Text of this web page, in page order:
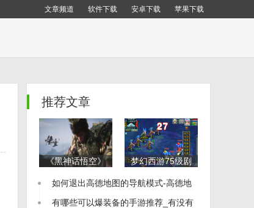
文章频道 软件下载 安卓下载 苹果下载
推荐文章
《黑神话悟空》
全地图一览及收
集品位置指南
梦幻西游75级剧
流程详细攻略
如何退出高德地图的导航模式-高德地
图怎么退出导航
有哪些可以爆装备的手游推荐_有没有